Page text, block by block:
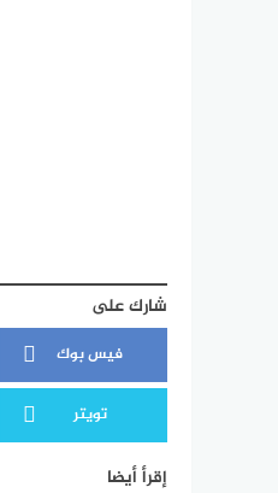
شارك على
فيس بوك
تويتر
إقرأ أيضا